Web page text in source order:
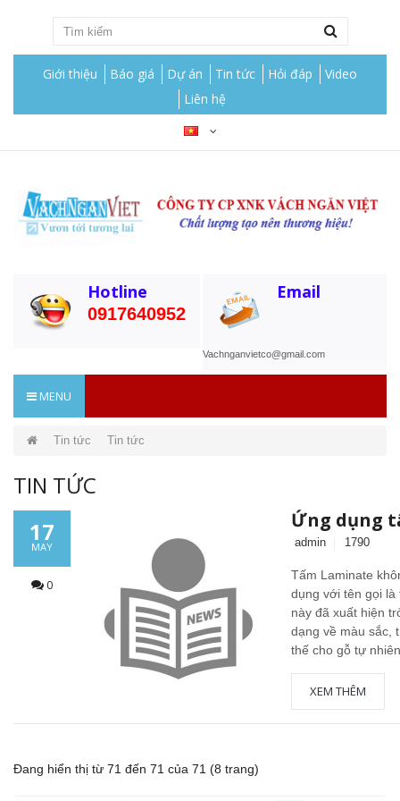
Giới thiệu Báo giá Dự án Tin tức Hỏi đáp
Video
Liên hệ
Hotline
0917640952
Email
Vachnganvietco@gmail.com
MENU
Tin tức Tin tức
TIN TỨC
17
MAY
0
Ứng dụng
admin 1790
Tấm Laminate
dụng với tên gọi
này đã xuất hiện
dạng về màu sắc,
thế cho gỗ tự
XEM THÊM
Đang hiển thị từ 71 đến 71 của 71 (8 trang)
Vách ngăn vệ sinh tấm Compact Laminate
Composite giá rẻ TPHCM